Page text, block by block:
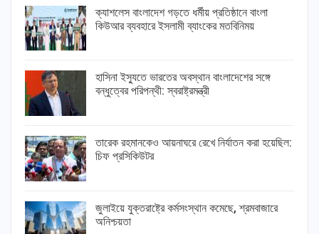
ক্যাশলেস বাংলাদেশ গড়তে ধর্মীয় প্রতিষ্ঠানে বাংলা
কিউআর ব্যবহারে ইসলামী ব্যাংকের মতবিনিময়
হাসিনা ইস্যুতে ভারতের অবস্থান বাংলাদেশের সঙ্গে
বন্ধুত্বের পরিপন্থী: স্বরাষ্ট্রমন্ত্রী
তারেক রহমানকেও আয়নাঘরে রেখে নির্যাতন করা হয়েছিল:
চিফ প্রসিকিউটর
জুলাইয়ে যুক্তরাষ্ট্রে কর্মসংস্থান কমেছে, শ্রমবাজারে
অনিশ্চয়তা